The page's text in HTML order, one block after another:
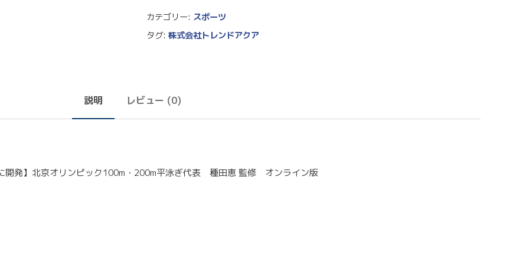
カテゴリー: スポーツ
タグ: 株式会社トレンドアクア
説明 レビュー (0)
開発】北京オリンピック100m・200m平泳ぎ代表 種田恵 監修 オンライン版